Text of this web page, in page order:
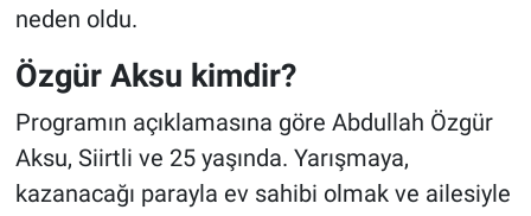
neden oldu.
Özgür Aksu kimdir?
Programın açıklamasına göre Abdullah Özgür
Aksu, Siirtli ve 25 yaşında. Yarışmaya,
kazanacağı parayla ev sahibi olmak ve ailesiyle